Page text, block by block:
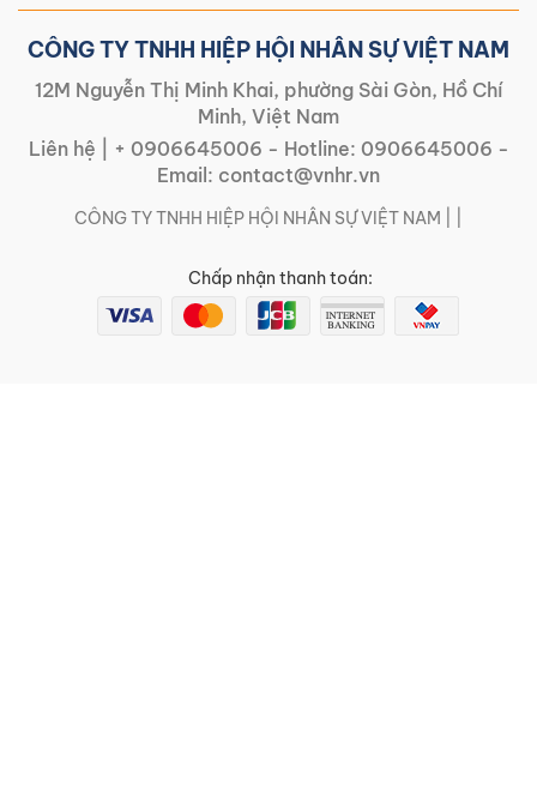
CÔNG TY TNHH HIỆP HỘI NHÂN SỰ VIỆT NAM
12M Nguyễn Thị Minh Khai, phường Sài Gòn, Hồ Chí
Minh, Việt Nam
Liên hệ |
+ 0906645006 - Hotline: 0906645006 -
Email: contact@vnhr.vn
CÔNG TY TNHH HIỆP HỘI NHÂN SỰ VIỆT NAM | |
Chấp nhận thanh toán: